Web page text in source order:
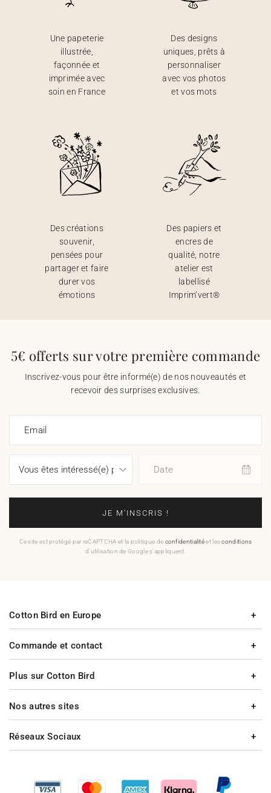
Une papeterie
illustrée,
façonnée et
imprimée avec
soin en France
Des designs
uniques, prêts à
personnaliser
avec vos photos
et vos mots
Des créations
souvenir,
pensées pour
partager et faire
durer vos
émotions
Des papiers et
encres de
qualité, notre
atelier est
labellisé
Imprim’vert®
5€ offerts sur votre première commande
Inscrivez-vous pour être informé(e) de nos nouveautés et
recevoir des surprises exclusives.
Email
Date
JE M'INSCRIS !
Ce site est protégé par reCAPTCHA et la politique de confidentialitéet lesconditions
d'utilisation de Google s'appliquent.
Commande et contact
Plus sur Cotton Bird
Cotton Bird en Europe
Nos autres sites
Réseaux Sociaux